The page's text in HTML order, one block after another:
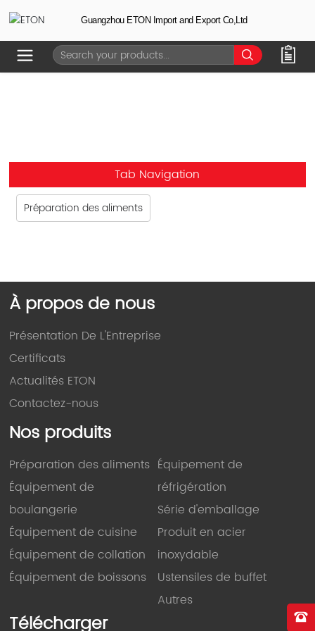
Guangzhou ETON Import and Export Co,Ltd
Tab Navigation
Préparation des aliments
À propos de nous
Présentation De L'Entreprise
Certificats
Actualités ETON
Contactez-nous
Nos produits
Préparation des aliments
Équipement de
boulangerie
Équipement de cuisine
Équipement de collation
Équipement de boissons
Équipement de
réfrigération
Série d'emballage
Produit en acier
inoxydable
Ustensiles de buffet
Autres
Télécharger